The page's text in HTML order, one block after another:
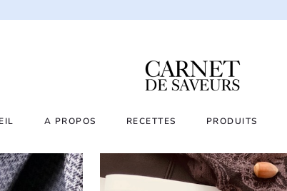
A PROPOS RECETTES PRODUITS